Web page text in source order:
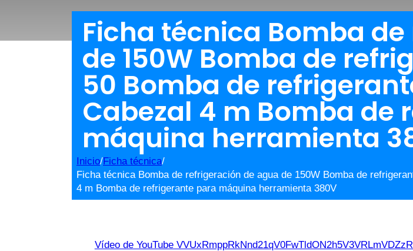
Ficha técnica Bomba
de 150W Bomba de
50 Bomba de
Cabezal 4 m Bomba de
máquina herramienta
Inicio/Ficha técnica/
Ficha técnica Bomba de refrigeración de agua de 150W Bomba de
4 m Bomba de refrigerante para máquina herramienta 380V
Vídeo de YouTube